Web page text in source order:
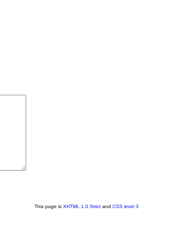
This page is XHTML 1.0 Strictand CSS level 3